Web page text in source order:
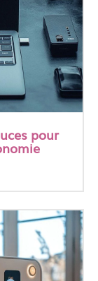
pour